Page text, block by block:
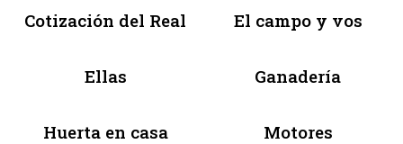
Cotización del Real El campo y vos
Ellas Ganadería
Huerta en casa Motores